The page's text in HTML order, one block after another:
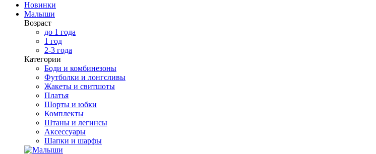
Новинки
Малыши
Возраст
до 1 года
1 год
2-3 года
Категории
Боди и комбинезоны
Футболки и лонгсливы
Жакеты и свитшоты
Платья
Шорты и юбки
Комплекты
Штаны и легинсы
Аксессуары
Шапки и шарфы